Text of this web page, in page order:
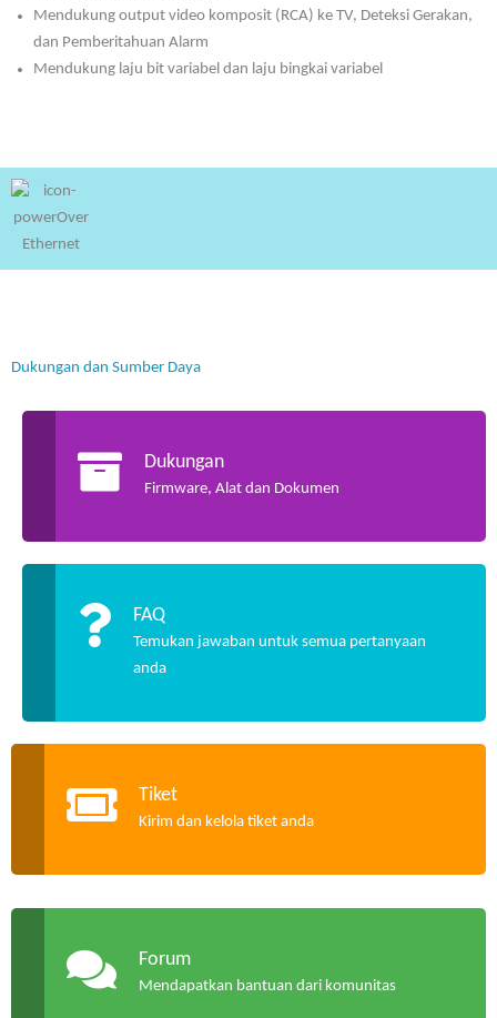
Mendukung output video komposit (RCA) ke TV, Deteksi Gerakan,
dan Pemberitahuan Alarm
Mendukung laju bit variabel dan laju bingkai variabel
Dukungan dan Sumber Daya
Dukungan
Firmware, Alat dan Dokumen
FAQ
Temukan jawaban untuk semua pertanyaan
anda
Tiket
Kirim dan kelola tiket anda
Forum
Mendapatkan bantuan dari komunitas